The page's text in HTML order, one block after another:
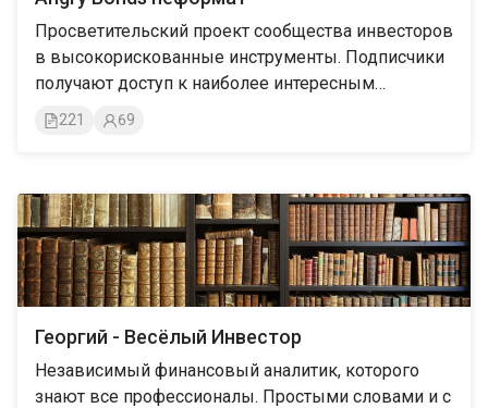
Просветительский проект сообщества инвесторов
в высокорискованные инструменты. Подписчики
получают доступ к наиболее интересным
материалам, которые не подходят под базовый
формат сообщества Angry Bonds, но заслуживают
трансдисциплинарные исследования, теория
познания, философия и прочее темы. Авторы
развивают проект под девизом «Для всех, кому
дорого Просвещение!»
221 69
Георгий - Весёлый Инвестор
Независимый финансовый аналитик, которого
знают все профессионалы. Простыми словами и с